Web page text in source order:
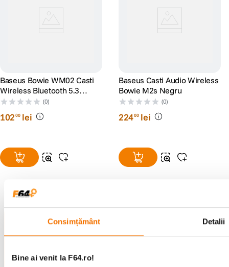
Consimțământ Detalii
Bine ai venit la F64.ro!
Baseus Bowie WM02 Casti
Wireless Bluetooth 5.3
Microfon Negru
(0)
10200 lei
Baseus Casti Audio Wireless
Bowie M2s Negru
(0)
22400 lei
Alatura-te comunitatii creatorilor
Descopera inspiratie, recomandari utile,
pentru tine.